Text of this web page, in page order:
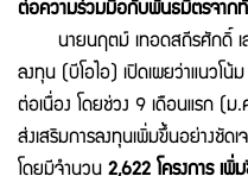
ต่อความร่วมมือกับพันธมิตรจากทั่
นายนฤตม์ เทอดสถีรศักดิ์ เลข
ลงทุน (บีโอไอ) เปิดเผยว่าแนวโน้
ต่อเนื่อง โดยช่วง 9 เดือนแรก (
ส่งเสริมการลงทุนเพิ่มขึ้นอย่างชัดเ
โดยมีจำนวน 2,622 โครงการ เพิ่